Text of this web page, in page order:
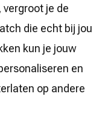
je de
die echt bij jou
kun je jouw
en
op andere